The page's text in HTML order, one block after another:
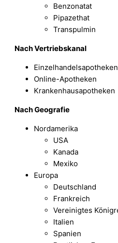
Benzonatat
Pipazethat
Transpulmin
Nach Vertriebskanal
Einzelhandelsapotheken
Online-Apotheken
Krankenhausapotheken
Nach Geografie
Nordamerika
USA
Kanada
Mexiko
Europa
Deutschland
Frankreich
Vereinigtes
Italien
Spanien